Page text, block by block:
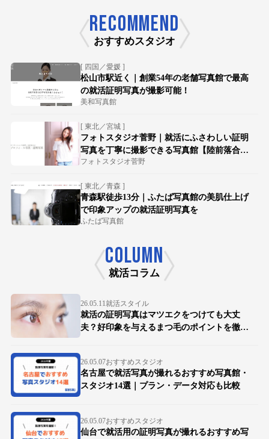
RECOMMEND
おすすめスタジオ
[ 四国／愛媛 ]
松山市駅近く｜創業54年の老舗写真館で最高
の就活証明写真が撮影可能！
美和写真館
[ 東北／宮城 ]
フォトスタジオ菅野｜就活にふさわしい証明
写真を丁寧に撮影できる写真館【陸前落合駅
徒歩15分】
フォトスタジオ菅野
[ 東北／青森 ]
青森駅徒歩13分｜ふたば写真館の美肌仕上げ
で印象アップの就活証明写真を
ふたば写真館
COLUMN
就活コラム
26.05.11就活スタイル
就活の証明写真はマツエクをつけても大丈
夫？好印象を与えるまつ毛のポイントを徹底
26.05.07おすすめスタジオ
名古屋で就活写真が撮れるおすすめ写真館・
スタジオ14選｜プラン・データ対応も比較
26.05.07おすすめスタジオ
仙台で就活用の証明写真が撮れるおすすめ写